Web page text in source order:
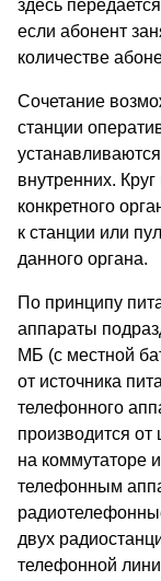
здесь
если абонент
количестве
Сочетание
станции
внутренних.
конкретного
к станции или
данного органа.
По принципу
аппараты
МБ (с местной
от источника
телефонного
производится
на коммутаторе
телефонным
двух
телефонной